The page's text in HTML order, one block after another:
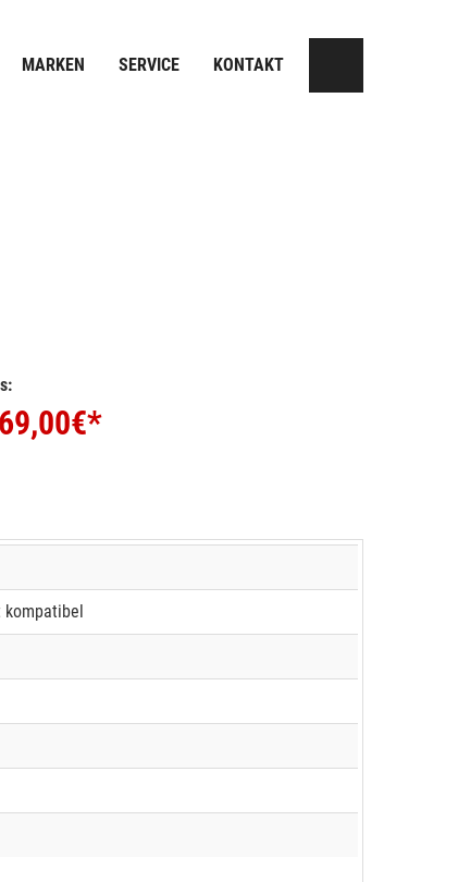
MARKEN SERVICE KONTAKT
€*
kompatibel